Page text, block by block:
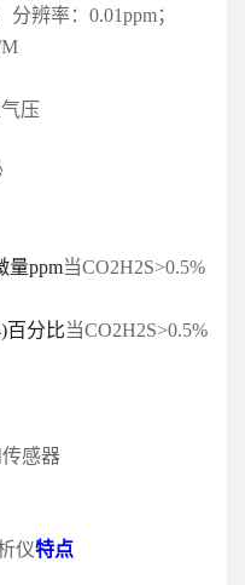
辨率：0.01ppm；
压
量ppm当CO2H2S>0.5%
百分比当CO2H2S>0.5%
感器
仪特点